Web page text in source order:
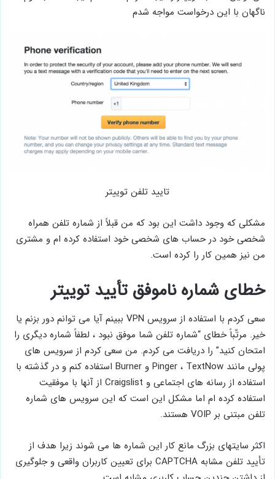
ناگهان با این درخواست مواجه شدم
تایید تلفن توییتر
مشکلی که وجود داشت این بود که من قبلاً از شماره تلفن همراه
شخصی خود در حساب های شخصی خود استفاده کرده ام و مشتری
من نیز همین کار را کرده است.
خطای شماره ناموفق تأیید توییتر
سعی کردم با استفاده از سرویس VPN ببینم آیا می توانم دور بزنم یا
خیر. مرتّباً خطای “شماره تلفن شما موفق نبود ، لطفاً شماره دیگری را
امتحان کنید” را دریافت می کردم. من سعی کردم از سرویس های
پولی مانند Pinger ، TextNow و Burner استفاده کنم و در گذشته با
استفاده از رسانه های اجتماعی و Craigslist از آنها با موفقیت
استفاده کرده ام اما مشکل این است که این سرویس های شماره
تلفن مبتنی بر VOIP هستند.
اکثر سایتهای بزرگ مانع کار این شماره ها می شوند زیرا هدف از
تأیید تلفن مشابه CAPTCHA برای تعیین کاربران واقعی و جلوگیری